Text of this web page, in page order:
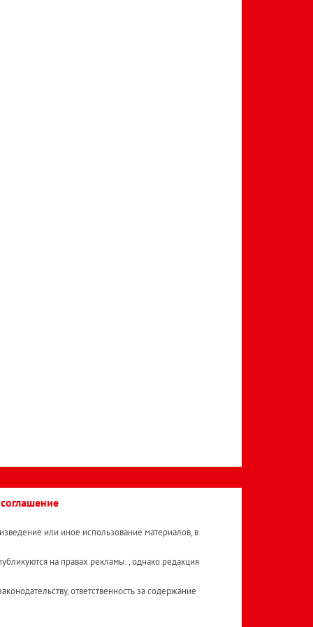
или иное использование материалов, в
на правах рекламы. , однако редакция
ответственность за содержание